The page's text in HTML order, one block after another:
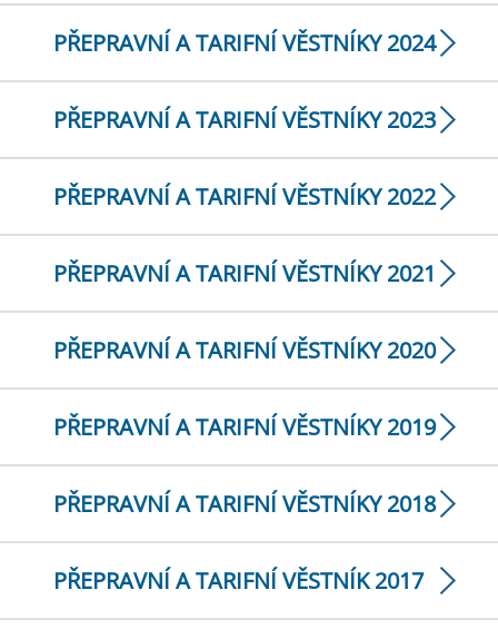
PŘEPRAVNÍ A TARIFNÍ VĚSTNÍKY 2024
PŘEPRAVNÍ A TARIFNÍ VĚSTNÍKY 2023
PŘEPRAVNÍ A TARIFNÍ VĚSTNÍKY 2022
PŘEPRAVNÍ A TARIFNÍ VĚSTNÍKY 2021
PŘEPRAVNÍ A TARIFNÍ VĚSTNÍKY 2020
PŘEPRAVNÍ A TARIFNÍ VĚSTNÍKY 2019
PŘEPRAVNÍ A TARIFNÍ VĚSTNÍKY 2018
PŘEPRAVNÍ A TARIFNÍ VĚSTNÍK 2017